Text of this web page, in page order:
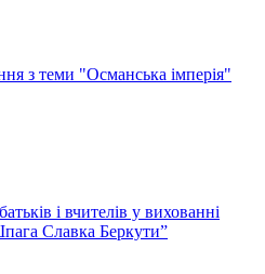
з теми "Османська імперія"
і вчителів у вихованні
Славка Беркути”